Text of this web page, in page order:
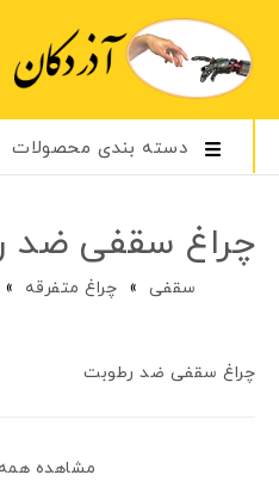
دسته بندی محصولات
چراغ سقفی ضد
سقفی » چراغ متفرقه »
چراغ سقفی ضد رطوبت
مشاهده همه 2 نتیجه